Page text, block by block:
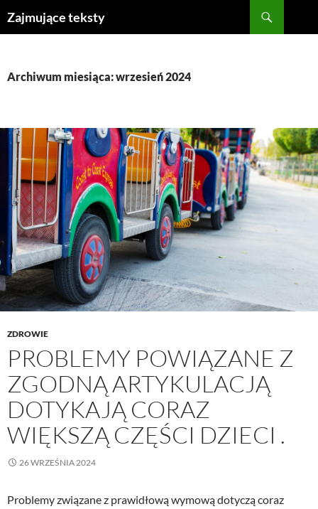
Zajmujące teksty
Archiwum miesiąca: wrzesień 2024
ZDROWIE
PROBLEMY POWIĄZANE Z
ZGODNĄ ARTYKULACJĄ
DOTYKAJĄ CORAZ
WIĘKSZĄ CZĘŚCI DZIECI .
26 WRZEŚNIA 2024
Problemy związane z prawidłową wymową dotyczą coraz